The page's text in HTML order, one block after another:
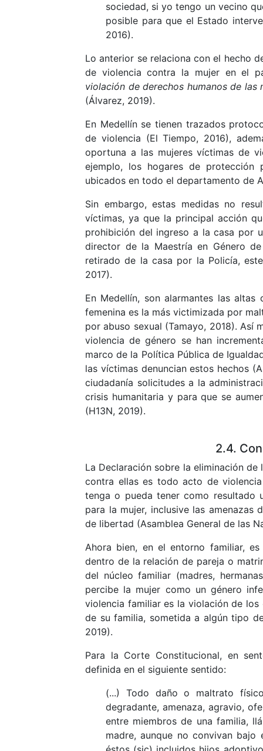
sociedad, si yo tengo un vecino
posible para que el Estado
2016).
Lo anterior se relaciona con el hecho
de violencia contra la mujer en el
violación de derechos humanos de
(Álvarez, 2019).
En Medellín se tienen trazados
de violencia (El Tiempo, 2016),
oportuna a las mujeres víctimas de
ejemplo, los hogares de protección
ubicados en todo el departamento de
Sin embargo, estas medidas no
víctimas, ya que la principal acción
prohibición del ingreso a la casa por
director de la Maestría en Género
retirado de la casa por la Policía,
2017).
En Medellín, son alarmantes las
femenina es la más victimizada por
por abuso sexual (Tamayo, 2018). Así
violencia de género se han
marco de la Política Pública de
las víctimas denuncian estos hechos
ciudadanía solicitudes a la
crisis humanitaria y para que se
(H13N, 2019).
2.4.
La Declaración sobre la eliminación
contra ellas es todo acto de
tenga o pueda tener como resultado
para la mujer, inclusive las
de libertad (Asamblea General de las
Ahora bien, en el entorno familiar,
dentro de la relación de pareja o
del núcleo familiar (madres,
percibe la mujer como un género
violencia familiar es la violación de
de su familia, sometida a algún tipo
2019).
Para la Corte Constitucional, en
definida en el siguiente sentido:
(...) Todo daño o maltrato
degradante, amenaza, agravio,
entre miembros de una familia,
madre, aunque no convivan bajo